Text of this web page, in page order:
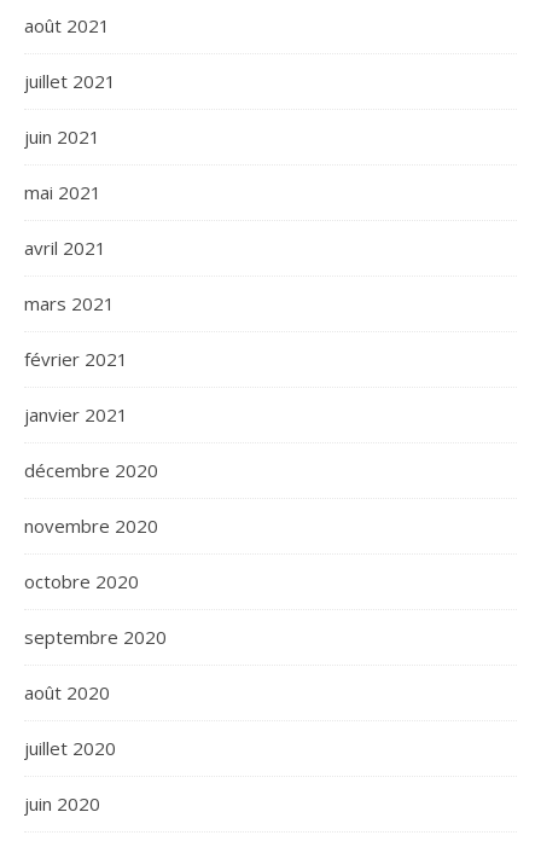
août 2021
juillet 2021
juin 2021
mai 2021
avril 2021
mars 2021
février 2021
janvier 2021
décembre 2020
novembre 2020
octobre 2020
septembre 2020
août 2020
juillet 2020
juin 2020